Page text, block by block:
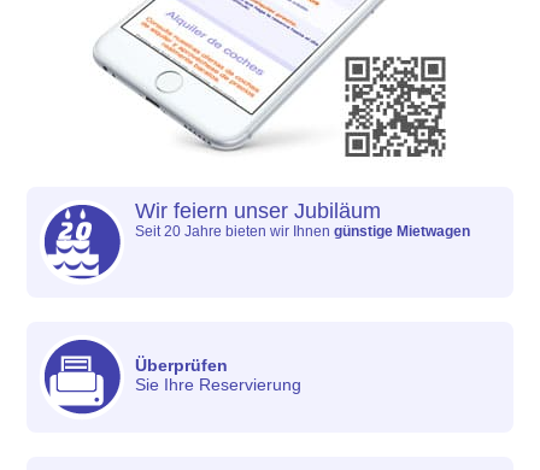
Wir feiern unser Jubiläum
Seit 20 Jahre bieten wir Ihnengünstige Mietwagen
Überprüfen
Sie Ihre Reservierung